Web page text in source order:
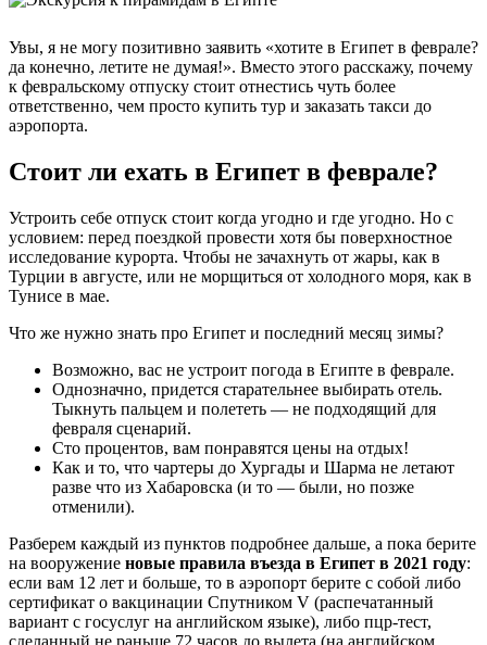
Увы, я не могу позитивно заявить «хотите в Египет в феврале?
да конечно, летите не думая!». Вместо этого расскажу, почему
к февральскому отпуску стоит отнестись чуть более
ответственно, чем просто купить тур и заказать такси до
аэропорта.
Стоит ли ехать в Египет в феврале?
Устроить себе отпуск стоит когда угодно и где угодно. Но с
условием: перед поездкой провести хотя бы поверхностное
исследование курорта. Чтобы не зачахнуть от жары, как в
Турции в августе, или не морщиться от холодного моря, как в
Тунисе в мае.
Что же нужно знать про Египет и последний месяц зимы?
Возможно, вас не устроит погода в Египте в феврале.
Однозначно, придется старательнее выбирать отель.
Тыкнуть пальцем и полететь — не подходящий для
февраля сценарий.
Сто процентов, вам понравятся цены на отдых!
Как и то, что чартеры до Хургады и Шарма не летают
разве что из Хабаровска (и то — были, но позже
отменили).
Разберем каждый из пунктов подробнее дальше, а пока берите
на вооружение новые правила въезда в Египет в 2021 году:
если вам 12 лет и больше, то в аэропорт берите с собой либо
сертификат о вакцинации Спутником V (распечатанный
вариант с госуслуг на английском языке), либо пцр-тест,
сделанный не раньше 72 часов до вылета (на английском